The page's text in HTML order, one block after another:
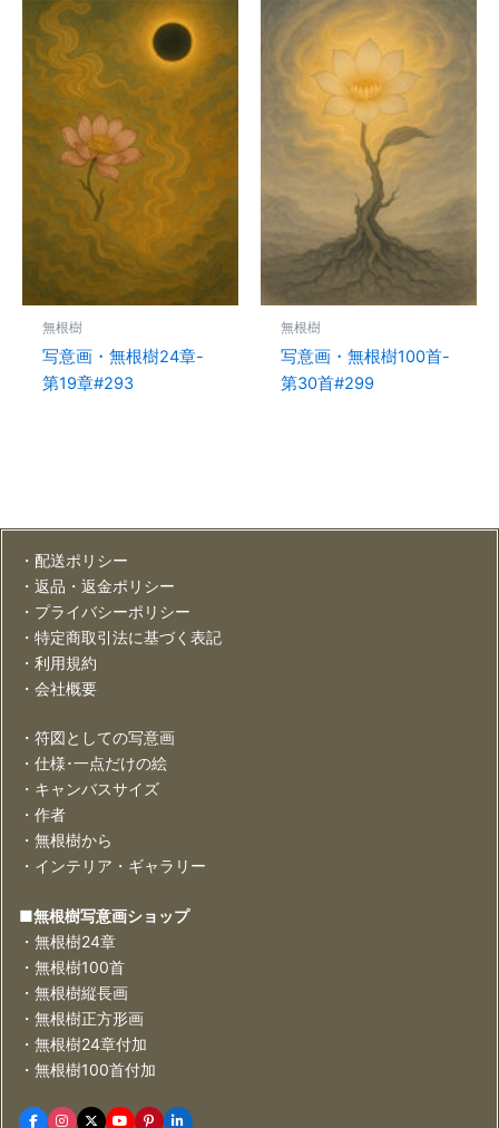
無根樹
写意画・無根樹24章-
第19章#293
無根樹
写意画・無根樹100首-
第30首#299
・配送ポリシー
・返品・返金ポリシー
・プライバシーポリシー
・特定商取引法に基づく表記
・利用規約
・会社概要
・符図としての写意画
・仕様･一点だけの絵
・キャンバスサイズ
・作者
・無根樹から
・インテリア・ギャラリー
■無根樹写意画ショップ
・無根樹24章
・無根樹100首
・無根樹縦長画
・無根樹正方形画
・無根樹24章付加
・無根樹100首付加